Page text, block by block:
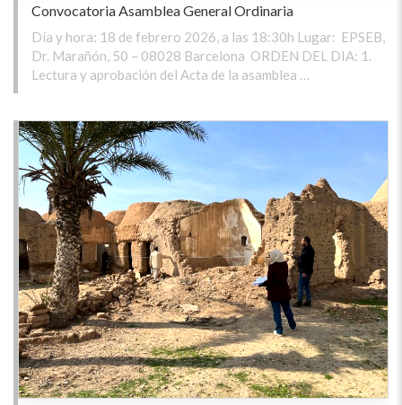
Convocatoria Asamblea General Ordinaria
Día y hora: 18 de febrero 2026, a las 18:30h Lugar: EPSEB,
Dr. Marañón, 50 – 08028 Barcelona ORDEN DEL DIA: 1.
Lectura y aprobación del Acta de la asamblea …